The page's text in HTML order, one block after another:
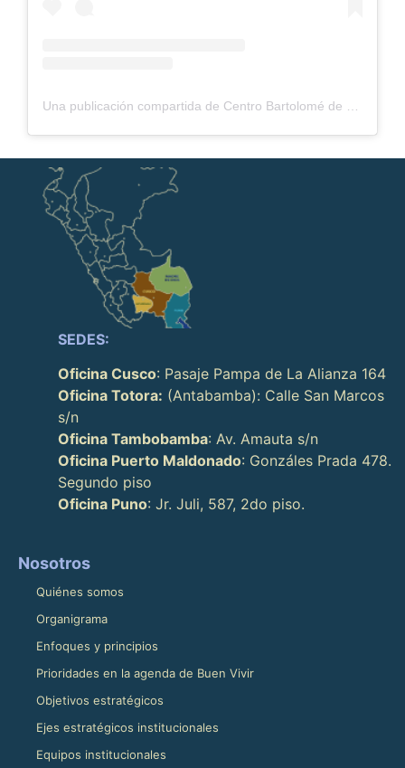
SEDES:
Oficina Cusco: Pasaje Pampa de La Alianza 164
Oficina Totora: (Antabamba): Calle San Marcos
s/n
Oficina Tambobamba: Av. Amauta s/n
Oficina Puerto Maldonado: Gonzáles Prada 478.
Segundo piso
Oficina Puno: Jr. Juli, 587, 2do piso.
Nosotros
Quiénes somos
Organigrama
Enfoques y principios
Prioridades en la agenda de Buen Vivir
Objetivos estratégicos
Ejes estratégicos institucionales
Equipos institucionales